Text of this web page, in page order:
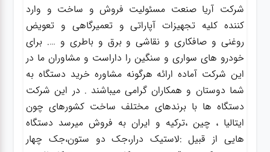
شرکت آریا صنعت مسئولیت فروش و ساخت و وارد
کننده کلیه تجهیزات آپاراتی و تعمیرگاهی و تعویض
روغنی و صافکاری و نقاشی و برق و باطری و …. برای
خودرو های سواری و سنگین را داراست و مشاوران ما در
این شرکت آماده ارائه هرگونه مشاوره خرید دستگاه به
شما دوستان و همکاران گرامی میباشند . در این شرکت
دستگاه ها با برندهای مختلف ساخت کشورهای چون
ایتالیا ، چین ،ترکیه و ایران به فروش میرسد دستگاه
هایی از قبیل :لاستیک درار،جک دو ستون،جک چهار